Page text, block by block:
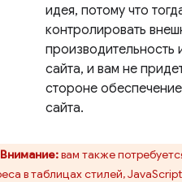
идея, потому что
контролировать
производительность
сайта, и вам не
стороне
сайта.
Внимание:вам также
в таблицах стилей,